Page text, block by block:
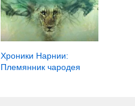
Хроники Нарнии:
Племянник чародея